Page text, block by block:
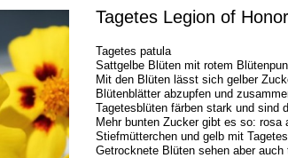
Tagetes Legion of
Tagetes patula
Sattgelbe Blüten mit rotem
Mit den Blüten lässt sich gelber
Blütenblätter abzupfen und
Tagetesblüten färben stark und sind
Mehr bunten Zucker gibt es so:
Stiefmütterchen und gelb mit
Getrocknete Blüten sehen aber